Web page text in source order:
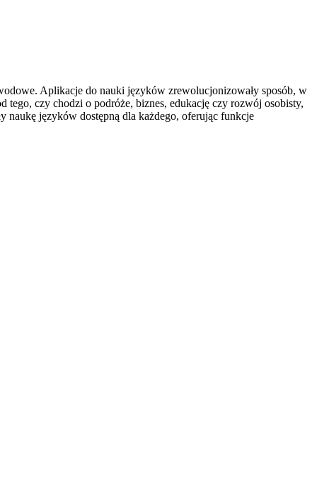
Aplikacje do nauki języków zrewolucjonizowały sposób, w
czy chodzi o podróże, biznes, edukację czy rozwój osobisty,
naukę języków dostępną dla każdego, oferując funkcje